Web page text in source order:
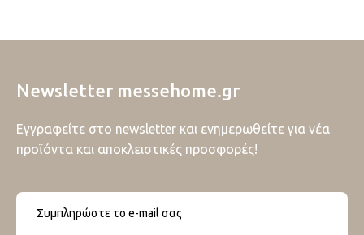
Newsletter messehome.gr
Εγγραφείτε στο newsletter και ενημερωθείτε για νέα
προϊόντα και αποκλειστικές προσφορές!